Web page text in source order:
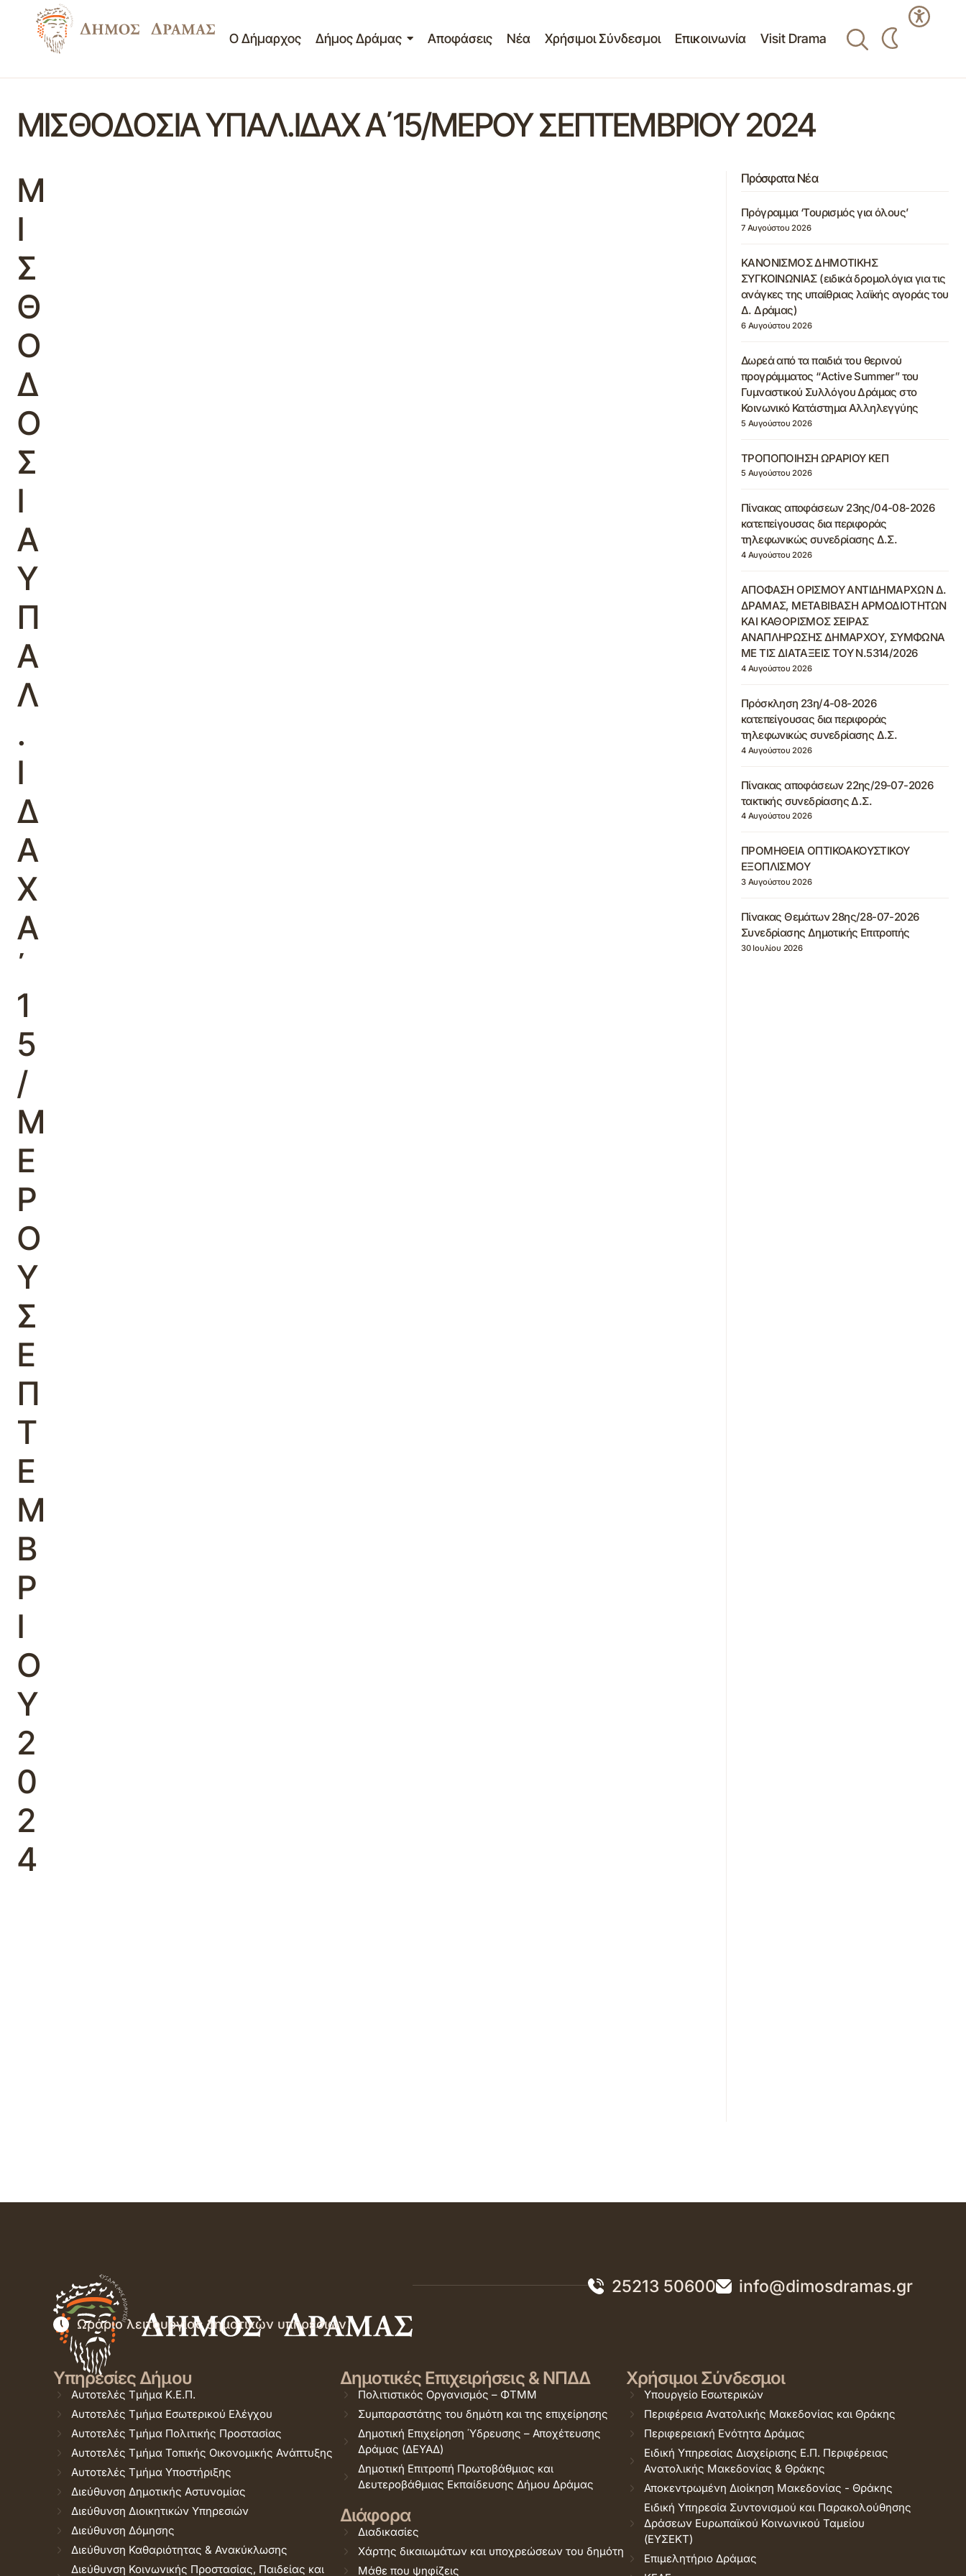
Ο Δήμαρχος Δήμος Δράμας Αποφάσεις Νέα Χρήσιμοι Σύνδεσμοι Επικοινωνία Visit Drama
ΜΙΣΘΟΔΟΣΙΑ ΥΠΑΛ.ΙΔΑΧ Α΄15/ΜΕΡΟΥ ΣΕΠΤΕΜΒΡΙΟΥ 2024
Μ
Ι
Σ
Θ
Ο
Δ
Ο
Σ
Ι
Α
Υ
Π
Α
Λ
.
Ι
Δ
Α
Χ
Α
΄
1
5
/
Μ
Ε
Ρ
Ο
Υ
Σ
Ε
Π
Τ
Ε
Μ
Β
Ρ
Ι
Ο
Υ
2
0
2
4
Πρόσφατα Νέα
Πρόγραμμα ‘Τουρισμός για όλους’
7 Αυγούστου 2026
ΚΑΝΟΝΙΣΜΟΣ ΔΗΜΟΤΙΚΗΣ
ΣΥΓΚΟΙΝΩΝΙΑΣ (ειδικά δρομολόγια για τις
ανάγκες της υπαίθριας λαϊκής αγοράς του
Δ. Δράμας)
6 Αυγούστου 2026
Δωρεά από τα παιδιά του θερινού
προγράμματος “Active Summer” του
Γυμναστικού Συλλόγου Δράμας στο
Κοινωνικό Κατάστημα Αλληλεγγύης
5 Αυγούστου 2026
ΤΡΟΠΟΠΟΙΗΣΗ ΩΡΑΡΙΟΥ ΚΕΠ
5 Αυγούστου 2026
Πίνακας αποφάσεων 23ης/04-08-2026
κατεπείγουσας δια περιφοράς
τηλεφωνικώς συνεδρίασης Δ.Σ.
4 Αυγούστου 2026
ΑΠΟΦΑΣΗ ΟΡΙΣΜΟΥ ΑΝΤΙΔΗΜΑΡΧΩΝ Δ.
ΔΡΑΜΑΣ, ΜΕΤΑΒΙΒΑΣΗ ΑΡΜΟΔΙΟΤΗΤΩΝ
ΚΑΙ ΚΑΘΟΡΙΣΜΟΣ ΣΕΙΡΑΣ
ΑΝΑΠΛΗΡΩΣΗΣ ΔΗΜΑΡΧΟΥ, ΣΥΜΦΩΝΑ
ΜΕ ΤΙΣ ΔΙΑΤΑΞΕΙΣ ΤΟΥ Ν.5314/2026
4 Αυγούστου 2026
Πρόσκληση 23η/4-08-2026
κατεπείγουσας δια περιφοράς
τηλεφωνικώς συνεδρίασης Δ.Σ.
4 Αυγούστου 2026
Πίνακας αποφάσεων 22ης/29-07-2026
τακτικής συνεδρίασης Δ.Σ.
4 Αυγούστου 2026
ΠΡΟΜΗΘΕΙΑ ΟΠΤΙΚΟΑΚΟΥΣΤΙΚΟΥ
ΕΞΟΠΛΙΣΜΟΥ
3 Αυγούστου 2026
Πίνακας Θεμάτων 28ης/28-07-2026
Συνεδρίασης Δημοτικής Επιτροπής
30 Ιουλίου 2026
25213 50600 info@dimosdramas.gr
Ωράριο λειτουργίας δημοτικών υπηρεσιών
Υπηρεσίες Δήμου
Αυτοτελές Τμήμα Κ.Ε.Π.
Αυτοτελές Τμήμα Εσωτερικού Ελέγχου
Αυτοτελές Τμήμα Πολιτικής Προστασίας
Αυτοτελές Τμήμα Τοπικής Οικονομικής Ανάπτυξης
Αυτοτελές Τμήμα Υποστήριξης
Διεύθυνση Δημοτικής Αστυνομίας
Διεύθυνση Διοικητικών Υπηρεσιών
Διεύθυνση Δόμησης
Διεύθυνση Καθαριότητας & Ανακύκλωσης
Διεύθυνση Κοινωνικής Προστασίας, Παιδείας και
Δημοτικές Επιχειρήσεις & ΝΠΔΔ
Πολιτιστικός Οργανισμός – ΦΤΜΜ
Συμπαραστάτης του δημότη και της επιχείρησης
Δημοτική Επιχείρηση Ύδρευσης – Αποχέτευσης
Δράμας (ΔΕΥΑΔ)
Δημοτική Επιτροπή Πρωτοβάθμιας και
Δευτεροβάθμιας Εκπαίδευσης Δήμου Δράμας
Διάφορα
Διαδικασίες
Χάρτης δικαιωμάτων και υποχρεώσεων του δημότη
Μάθε που ψηφίζεις
Χρήσιμοι Σύνδεσμοι
Υπουργείο Εσωτερικών
Περιφέρεια Ανατολικής Μακεδονίας και Θράκης
Περιφερειακή Ενότητα Δράμας
Ειδική Υπηρεσίας Διαχείρισης Ε.Π. Περιφέρειας
Ανατολικής Μακεδονίας & Θράκης
Αποκεντρωμένη Διοίκηση Μακεδονίας - Θράκης
Ειδική Υπηρεσία Συντονισμού και Παρακολούθησης
Δράσεων Ευρωπαϊκού Κοινωνικού Ταμείου
(ΕΥΣΕΚΤ)
Επιμελητήριο Δράμας